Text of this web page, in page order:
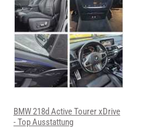
BMW 218d Active Tourer xDrive
- Top Ausstattung